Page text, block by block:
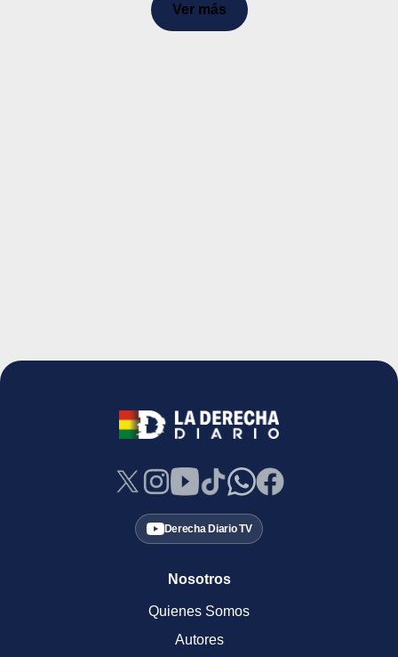
Ver más
Derecha Diario TV
Nosotros
Quienes Somos
Autores